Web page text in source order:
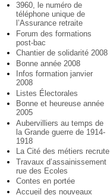
3960, le numéro de
téléphone unique de
l’Assurance retraite
Forum des formations
post-bac
Chantier de solidarité 2008
Bonne année 2008
Infos formation janvier
2008
Listes Électorales
Bonne et heureuse année
2005
Aubervilliers au temps de
la Grande guerre de 1914-
1918
La Cité des métiers recrute
Travaux d’assainissement
rue des Ecoles
Contes en portée
Accueil des nouveaux